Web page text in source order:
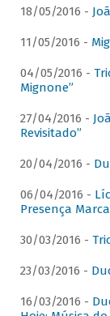
18/05/2016 -
11/05/2016 -
04/05/2016 -
Mignone”
27/04/2016 -
Revisitado”
20/04/2016 -
06/04/2016 -
Presença
30/03/2016 -
23/03/2016 -
16/03/2016 -